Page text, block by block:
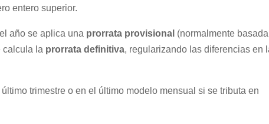
entero superior.
año se aplica una prorrata provisional (normalmente
calcula la prorrata definitiva, regularizando las diferencias en
trimestre o en el último modelo mensual si se tributa en